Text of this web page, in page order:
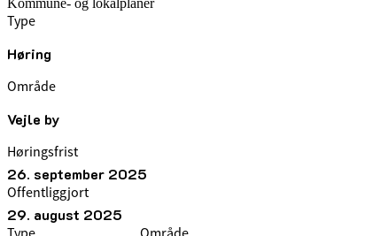
Kommune- og lokalplaner
Type
Høring
Område
Vejle by
Høringsfrist
26. september 2025
Offentliggjort
29. august 2025